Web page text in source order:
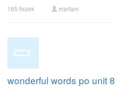
165 fiszek martam
wonderful words po unit 8